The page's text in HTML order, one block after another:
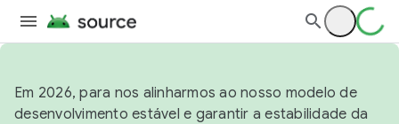
Em 2026, para nos alinharmos ao nosso modelo de
desenvolvimento estável e garantir a estabilidade da